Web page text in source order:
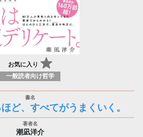
お気に入り
一般読者向け哲学
ど、すべてがうまくいく。
潮凪洋介